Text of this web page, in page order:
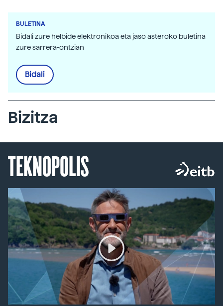
BULETINA
Bidali zure helbide elektronikoa eta jaso asteroko buletina
zure sarrera-ontzian
Bidali
Bizitza
TEKNOPOLIS